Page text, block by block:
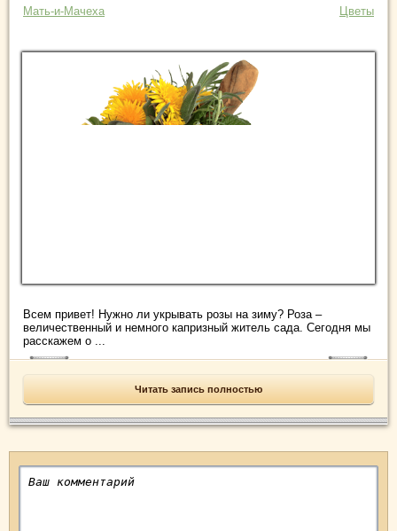
Мать-и-Мачеха Цветы
Всем привет! Нужно ли укрывать розы на зиму? Роза –
величественный и немного капризный житель сада. Сегодня мы
расскажем о ...
Читать запись полностью